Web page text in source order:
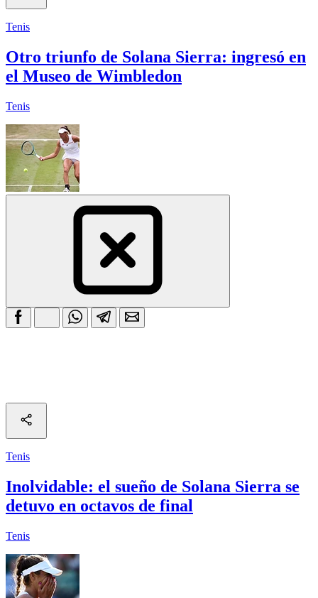
Tenis
Otro triunfo de Solana Sierra: ingresó en
el Museo de Wimbledon
Tenis
Tenis
Inolvidable: el sueño de Solana Sierra se
detuvo en octavos de final
Tenis